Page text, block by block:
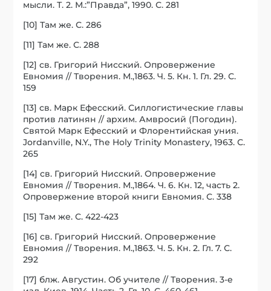
мысли. Т. 2. М.:”Правда”, 1990. С. 281
[10] Там же. С. 286
[11] Там же. С. 288
[12] св. Григорий Нисский. Опровержение
Евномия // Творения. М.,1863. Ч. 5. Кн. 1. Гл. 29. С.
159
[13] св. Марк Ефесский. Силлогистические главы
против латинян // архим. Амвросий (Погодин).
Святой Марк Ефесский и Флорентийская уния.
Jordanville, N.Y., The Holy Trinity Monastery, 1963. С.
265
[14] св. Григорий Нисский. Опровержение
Евномия // Творения. М.,1864. Ч. 6. Кн. 12, часть 2.
Опровержение второй книги Евномия. С. 338
[15] Там же. С. 422-423
[16] св. Григорий Нисский. Опровержение
Евномия // Творения. М.,1863. Ч. 5. Кн. 2. Гл. 7. С.
292
[17] блж. Августин. Об учителе // Творения. 3-е